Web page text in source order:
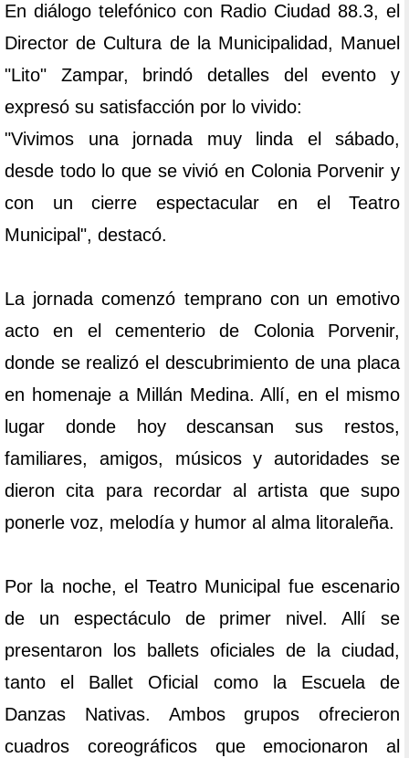
En diálogo telefónico con Radio Ciudad 88.3, el
Director de Cultura de la Municipalidad, Manuel
"Lito" Zampar, brindó detalles del evento y
expresó su satisfacción por lo vivido:
"Vivimos una jornada muy linda el sábado,
desde todo lo que se vivió en Colonia Porvenir y
con un cierre espectacular en el Teatro
Municipal", destacó.
La jornada comenzó temprano con un emotivo
acto en el cementerio de Colonia Porvenir,
donde se realizó el descubrimiento de una placa
en homenaje a Millán Medina. Allí, en el mismo
lugar donde hoy descansan sus restos,
familiares, amigos, músicos y autoridades se
dieron cita para recordar al artista que supo
ponerle voz, melodía y humor al alma litoraleña.
Por la noche, el Teatro Municipal fue escenario
de un espectáculo de primer nivel. Allí se
presentaron los ballets oficiales de la ciudad,
tanto el Ballet Oficial como la Escuela de
Danzas Nativas. Ambos grupos ofrecieron
cuadros coreográficos que emocionaron al